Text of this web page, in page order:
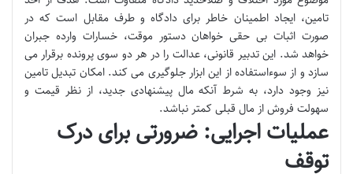
تامین، ایجاد اطمینان خاطر برای دادگاه و طرف مقابل است که در
صورت اثبات بی حقی خواهان دستور موقت، خسارات وارده جبران
خواهد شد. این تدبیر قانونی، عدالت را در هر دو سوی پرونده برقرار می
سازد و از سوءاستفاده از این ابزار جلوگیری می کند. امکان تبدیل تامین
نیز وجود دارد، به شرط آنکه مال پیشنهادی جدید، از نظر قیمت و
سهولت فروش از مال قبلی کمتر نباشد.
عملیات اجرایی: ضرورتی برای درک
توقف